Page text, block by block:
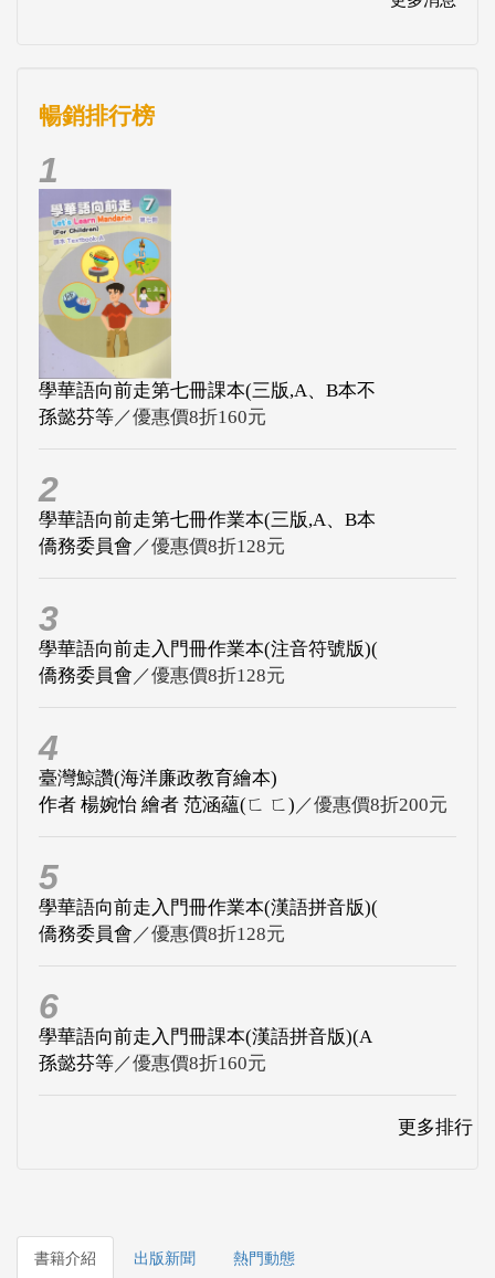
暢銷排行榜
1
學華語向前走第七冊課本(三版,A、B本不
孫懿芬等／優惠價8折160元
2
學華語向前走第七冊作業本(三版,A、B本
僑務委員會 ／優惠價8折128元
3
學華語向前走入門冊作業本(注音符號版)(
僑務委員會 ／優惠價8折128元
4
臺灣鯨讚(海洋廉政教育繪本)
作者 楊婉怡 繪者 范涵蘊(ㄈ ㄈ) ／優惠價8折200元
5
學華語向前走入門冊作業本(漢語拼音版)(
僑務委員會 ／優惠價8折128元
6
學華語向前走入門冊課本(漢語拼音版)(A
孫懿芬等／優惠價8折160元
更多排行
書籍介紹 出版新聞 熱門動態